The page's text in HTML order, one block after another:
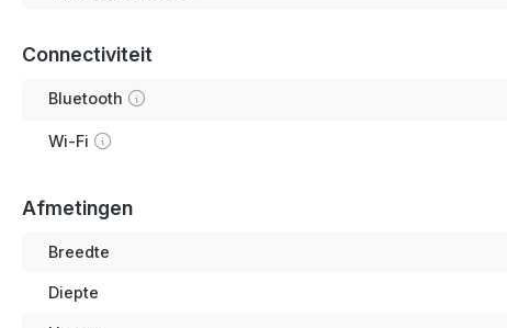
Connectiviteit
Bluetooth
Wi-Fi
Afmetingen
Breedte
Diepte